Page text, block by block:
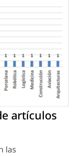
artículos
las